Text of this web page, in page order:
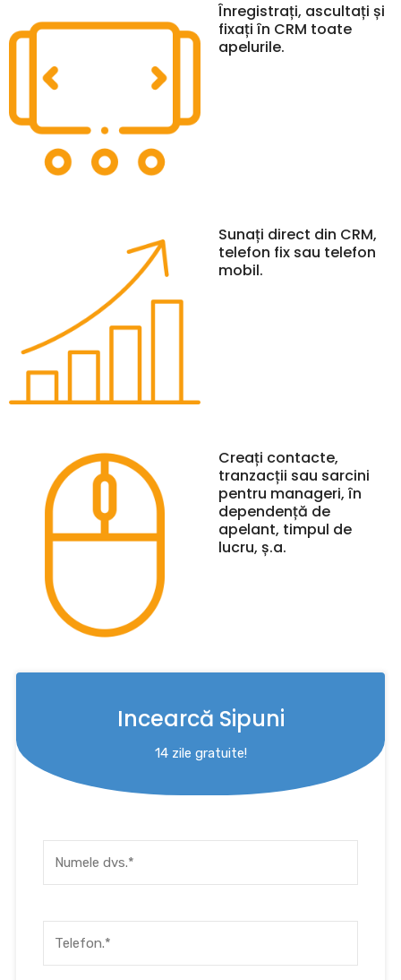
Înregistrați, ascultați și
fixați în CRM toate
apelurile.
Sunați direct din CRM,
telefon fix sau telefon
mobil.
Creați contacte,
tranzacții sau sarcini
pentru manageri, în
dependență de
apelant, timpul de
lucru, ș.a.
Incearcă Sipuni
14 zile gratuite!